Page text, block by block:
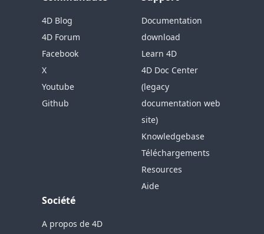
4D Blog
4D Forum
Facebook
X
Youtube
Github
Documentation
download
Learn 4D
4D Doc Center
(legacy
documentation web
site)
Knowledgebase
Téléchargements
Resources
Aide
Société
A propos de 4D